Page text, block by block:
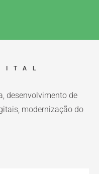
desenvolvimento de
modernização do